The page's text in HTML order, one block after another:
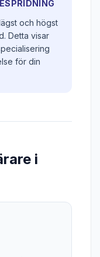
och högst
Detta visar
för din
i